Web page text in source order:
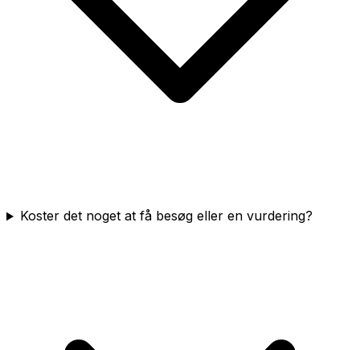
Koster det noget at få besøg eller en vurdering?